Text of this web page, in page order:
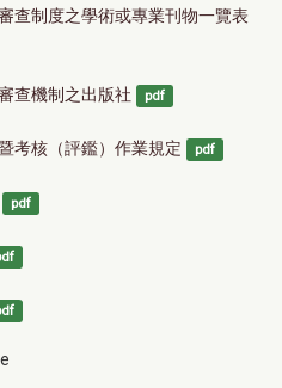
查制度之學術或專業刊物一覽表
查機制之出版社 pdf
考核（評鑑）作業規定 pdf
pdf